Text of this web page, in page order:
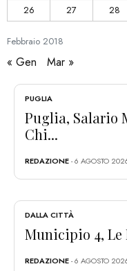
Febbraio 2018
26
27 28
« Gen Mar »
PUGLIA
Puglia, Salario
Chi...
REDAZIONE- 6 AGOSTO
DALLA CITTÀ
Municipio 4, Le
REDAZIONE- 6 AGOSTO